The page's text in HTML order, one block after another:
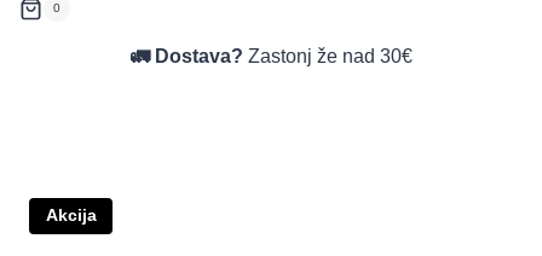
0
🚛 Dostava? Zastonj že nad 30€
Akcija